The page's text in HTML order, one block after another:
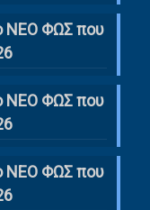
ΝΕΟ ΦΩΣ που
ΝΕΟ ΦΩΣ που
ΝΕΟ ΦΩΣ που